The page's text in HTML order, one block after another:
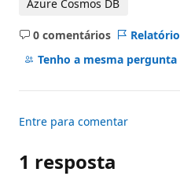
Azure Cosmos DB
0 comentários
Sem
comentários
Relatório
Tenho a mesma pergunta
Entre para comentar
1 resposta